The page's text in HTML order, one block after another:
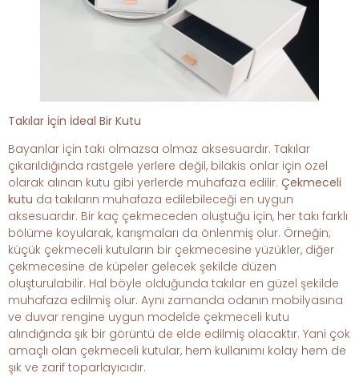
Takılar İçin İdeal Bir Kutu
Bayanlar için takı olmazsa olmaz aksesuardır. Takılar
çıkarıldığında rastgele yerlere değil, bilakis onlar için özel
olarak alınan kutu gibi yerlerde muhafaza edilir. Çekmeceli
kutu da takıların muhafaza edilebileceği en uygun
aksesuardır. Bir kaç çekmeceden oluştuğu için, her takı farklı
bölüme koyularak, karışmaları da önlenmiş olur. Örneğin;
küçük çekmeceli kutuların bir çekmecesine yüzükler, diğer
çekmecesine de küpeler gelecek şekilde düzen
oluşturulabilir. Hal böyle olduğunda takılar en güzel şekilde
muhafaza edilmiş olur. Aynı zamanda odanın mobilyasına
ve duvar rengine uygun modelde çekmeceli kutu
alındığında şık bir görüntü de elde edilmiş olacaktır. Yani çok
amaçlı olan çekmeceli kutular, hem kullanımı kolay hem de
şık ve zarif toparlayıcıdır.